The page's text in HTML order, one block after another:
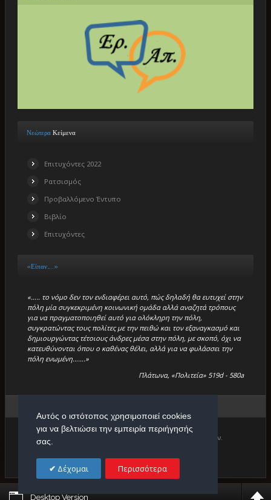
Νεώτερα Κείμενα
Επιτυχόντες 2022
Ρατσισμός
Προβαλλόμενο Έντυπο
Βιβλίο
Επιτυχόντες
«Είπαν…..»
«….. το νόμο δεν τον ενδιαφέρει αυτό, πώς δηλαδή θα ευτυχεί στην
πόλη μία συγκεκριμένη κοινωνική ομάδα αλλά αναζητά τρόπους
για να πραγματοποιηθεί αυτό για ολόκληρη την πόλη,
συγκρατώντας τους πολίτες με την πειθώ και τον εξαναγκασμό και
δημιουργώντας τέτοιους άνδρες μέσα στην πόλη, με σκοπό, όχι να
κατευθύνονται όπου ο καθένας θέλει, αλλά για να φυλάσσει την
πόλη ενωμένη…….»
Πλάτωνα, «Πολιτεία» 519d - 580a
Copyright © 2026. Πρότυπο Κέντρο Φιλολογικών Μαθημάτων.
Desktop Version
Αυτός ο ιστότοπος χρησιμοποιεί cookies
για να βελτιώσει την εμπειρία περιήγησής
σας.
Δέχομαι Περισσότερα